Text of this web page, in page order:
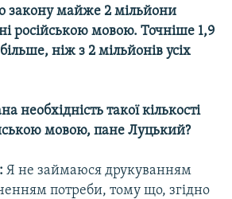
закону майже 2 мільйони
російською мовою. Точніше 1,9
ніж з 2 мільйонів усіх
необхідність такої кількості
мовою, пане Луцький?
Я не займаюся друкуванням
потреби, тому що, згідно